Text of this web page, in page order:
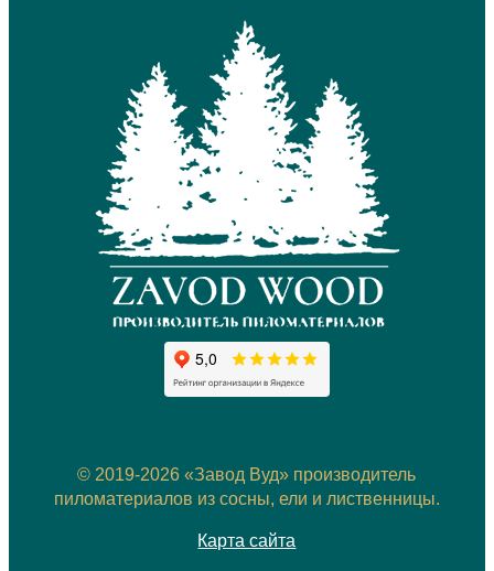
© 2019-2026 «Завод Вуд» производитель
пиломатериалов из сосны, ели и лиственницы.
Карта сайта